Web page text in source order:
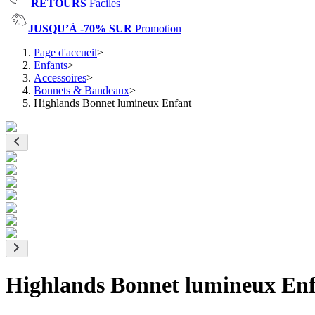
RETOURS Faciles
JUSQU’À -70% SUR Promotion
Page d'accueil>
Enfants>
Accessoires>
Bonnets & Bandeaux>
Highlands Bonnet lumineux Enfant
Highlands Bonnet lumineux